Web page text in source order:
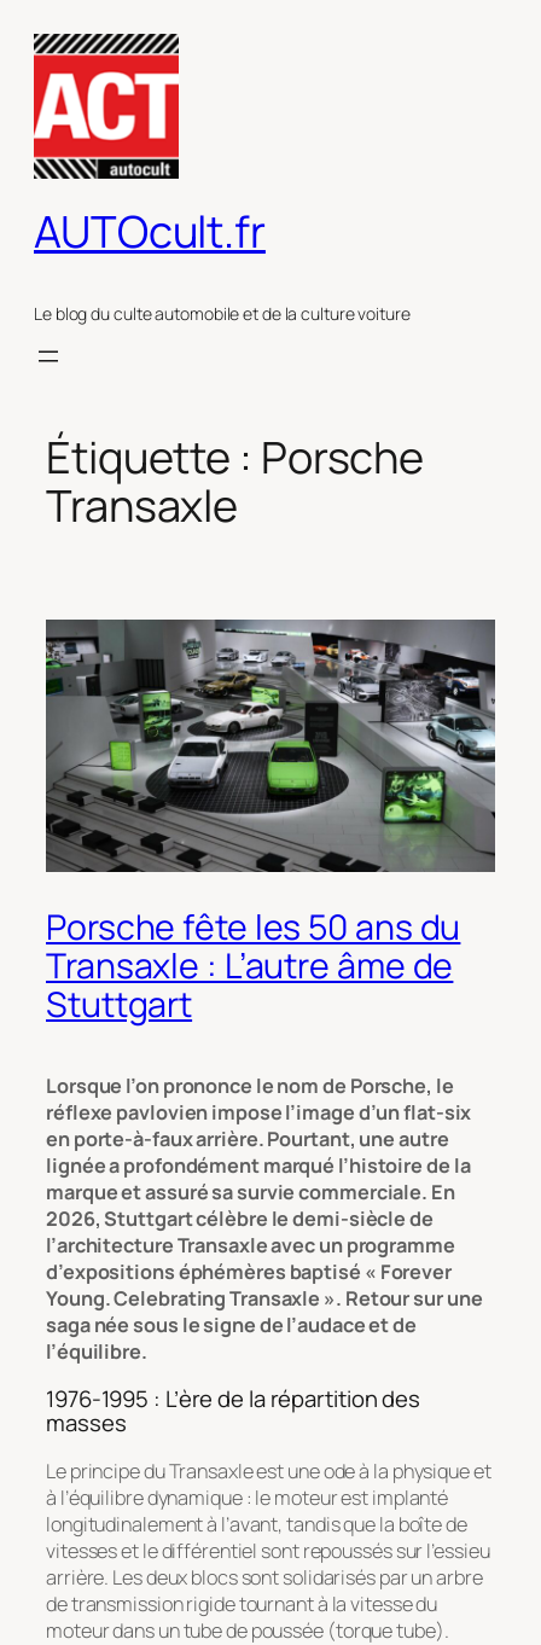
contenu
AUTOcult.fr
Le blog du culte automobile et de la culture voiture
Étiquette : Porsche
Transaxle
Porsche fête les 50 ans du
Transaxle : L’autre âme de
Stuttgart
Lorsque l’on prononce le nom de Porsche, le
réflexe pavlovien impose l’image d’un flat-six
en porte-à-faux arrière. Pourtant, une autre
lignée a profondément marqué l’histoire de la
marque et assuré sa survie commerciale. En
2026, Stuttgart célèbre le demi-siècle de
l’architecture Transaxle avec un programme
d’expositions éphémères baptisé « Forever
Young. Celebrating Transaxle ». Retour sur une
saga née sous le signe de l’audace et de
l’équilibre.
1976-1995 : L’ère de la répartition des
masses
Le principe du Transaxle est une ode à la physique et
à l’équilibre dynamique : le moteur est implanté
longitudinalement à l’avant, tandis que la boîte de
vitesses et le différentiel sont repoussés sur l’essieu
arrière. Les deux blocs sont solidarisés par un arbre
de transmission rigide tournant à la vitesse du
moteur dans un tube de poussée (torque tube).